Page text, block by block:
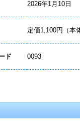
2026年1月10日
定価1,100円（本
ド 0093